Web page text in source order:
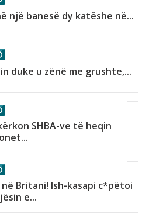
një banesë dy katëshe në...
duke u zënë me grushte,...
SHBA-ve të heqin
Britani! Ish-kasapi c*pëtoi
e...